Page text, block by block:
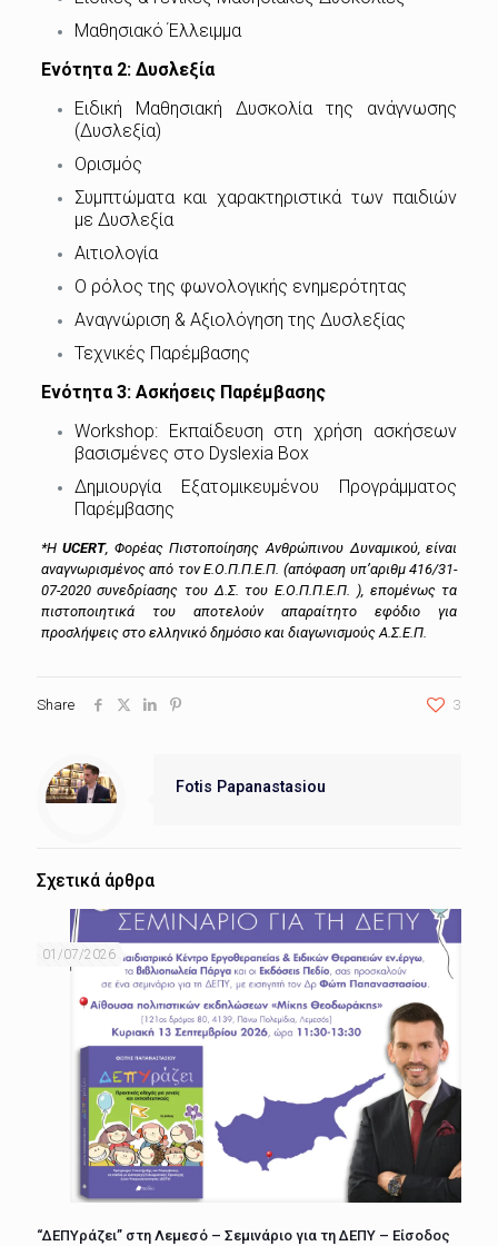
Μαθησιακό Έλλειμμα
Ενότητα 2: Δυσλεξία
Ειδική Μαθησιακή Δυσκολία της ανάγνωσης
(Δυσλεξία)
Ορισμός
Συμπτώματα και χαρακτηριστικά των παιδιών
με Δυσλεξία
Αιτιολογία
Ο ρόλος της φωνολογικής ενημερότητας
Αναγνώριση & Αξιολόγηση της Δυσλεξίας
Τεχνικές Παρέμβασης
Ενότητα 3: Ασκήσεις Παρέμβασης
Workshop: Εκπαίδευση στη χρήση ασκήσεων
βασισμένες στο Dyslexia Box
Δημιουργία Εξατομικευμένου Προγράμματος
Παρέμβασης
*ΗUCERT, Φορέας Πιστοποίησης Ανθρώπινου Δυναμικού, είναι
αναγνωρισμένος από τον Ε.Ο.Π.Π.Ε.Π. (απόφαση υπ’αριθμ 416/31-
07-2020συνεδρίασης του Δ.Σ. του Ε.Ο.Π.Π.Ε.Π. ), επομένως τα
πιστοποιητικά του αποτελούν απαραίτητο εφόδιο για
προσλήψεις στο ελληνικό δημόσιο και διαγωνισμούς Α.Σ.Ε.Π.
Share 3
Fotis Papanastasiou
Σχετικά άρθρα
01/07/2026
“ΔΕΠΥράζει” στη Λεμεσό – Σεμινάριο για τη ΔΕΠΥ – Είσοδος